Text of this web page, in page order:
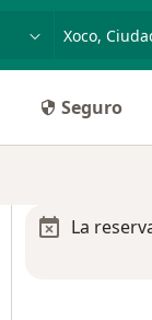
o nombre
p. ej.
Seguro
La